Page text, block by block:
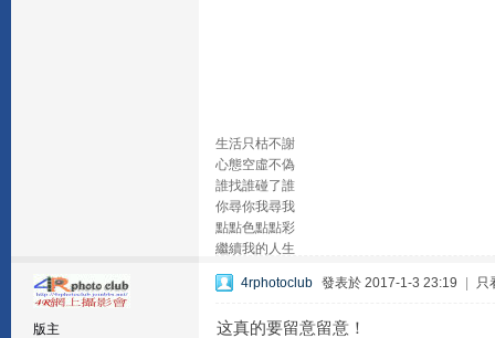
生活只枯不謝
心態空虛不偽
誰找誰碰了誰
你尋你我尋我
點點色點點彩
繼續我的人生
版主
4rphotoclub 發表於 2017-1-3 23:19 只
这真的要留意留意！